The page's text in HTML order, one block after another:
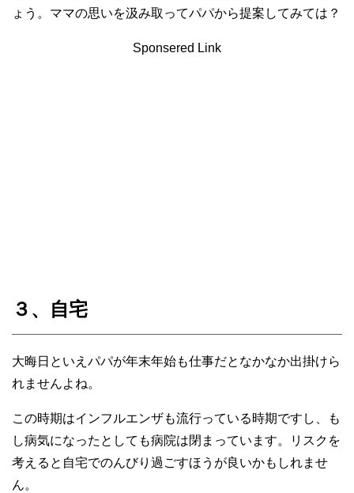
ょう。ママの思いを汲み取ってパパから提案してみては？
Sponsered Link
３、自宅
大晦日といえパパが年末年始も仕事だとなかなか出掛けら
れませんよね。
この時期はインフルエンザも流行っている時期ですし、も
し病気になったとしても病院は閉まっています。リスクを
考えると自宅でのんびり過ごすほうが良いかもしれませ
ん。